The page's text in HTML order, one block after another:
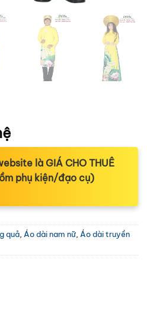
là GIÁ CHO THUÊ
phụ kiện/đạo cụ)
quả, Áo dài nam nữ, Áo dài truyền